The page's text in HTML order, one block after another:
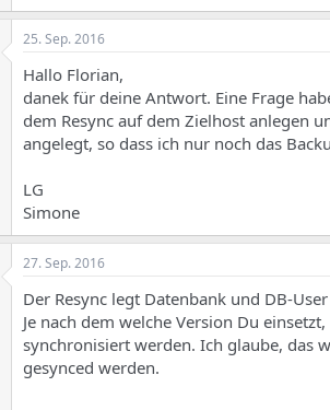
25. Sep. 2016
Hallo Florian,
danek für deine Antwort. Eine Frage
dem Resync auf dem Zielhost anlegen
angelegt, so dass ich nur noch das
LG
Simone
27. Sep. 2016
Der Resync legt Datenbank und DB-
Je nach dem welche Version Du
synchronisiert werden. Ich glaube, das
gesynced werden.